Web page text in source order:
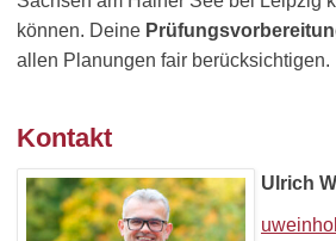
können. Deine
allen Planungen fair berücksichtigen.
Kontakt
Ulrich